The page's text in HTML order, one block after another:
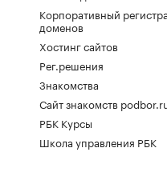
Корпоративный
доменов
Хостинг сайтов
Рег.решения
Знакомства
Сайт знакомств
РБК Курсы
Школа управления РБК